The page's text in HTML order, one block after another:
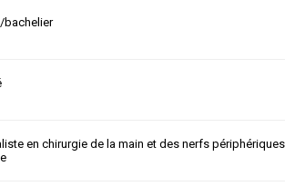
bachelier
en chirurgie de la main et des nerfs périphériques